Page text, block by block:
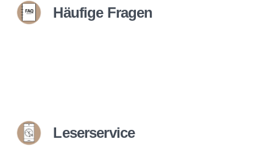
Häufige Fragen
Leserservice